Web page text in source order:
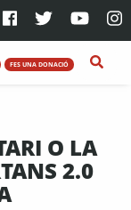
FES UNA DONACIÓ
O LA
2.0